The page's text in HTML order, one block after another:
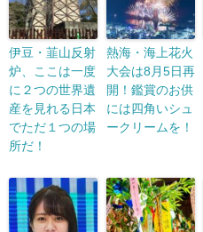
伊豆・韮山反射
炉、ここは一度
に２つの世界遺
産を見れる日本
でただ１つの場
所だ！
熱海・海上花火
大会は8月5日再
開！鑑賞のお供
には四角いシュ
ークリームを！